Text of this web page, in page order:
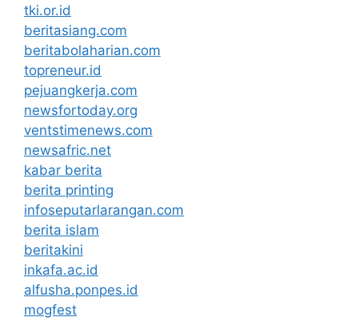
tki.or.id
beritasiang.com
beritabolaharian.com
topreneur.id
pejuangkerja.com
newsfortoday.org
ventstimenews.com
newsafric.net
kabar berita
berita printing
infoseputarlarangan.com
berita islam
beritakini
inkafa.ac.id
alfusha.ponpes.id
mogfest